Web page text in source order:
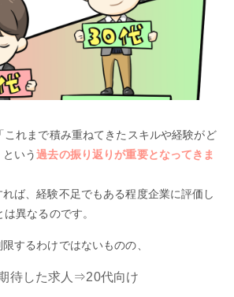
れまで積み重ねてきたスキルや経験がど
という過去の振り返りが重要となってきま
ば、経験不足でもある程度企業に評価し
異なるのです。
するわけではないものの、
待した求人⇒20代向け